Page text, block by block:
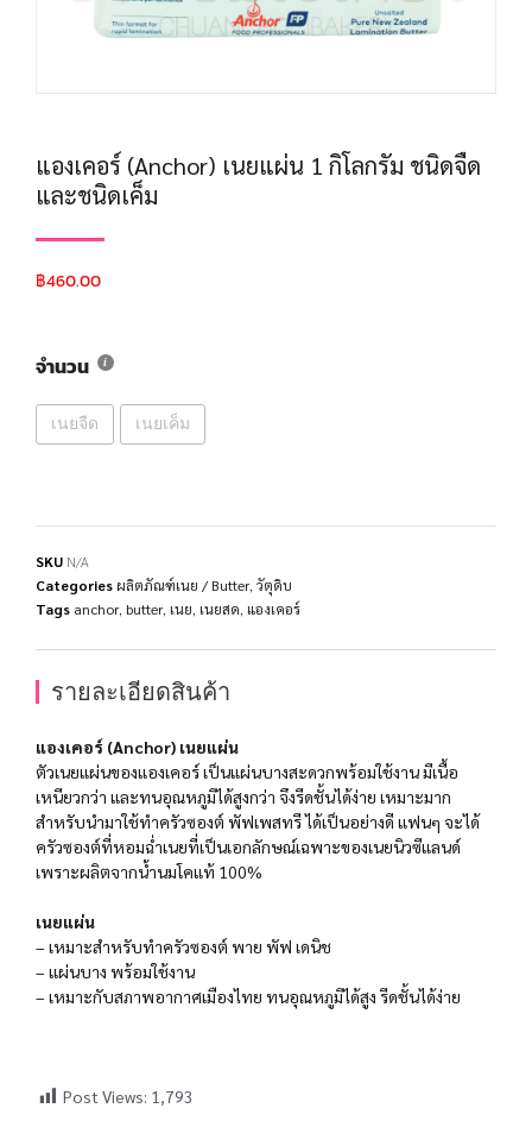
แองเคอร์ (Anchor) เนยแผ่น 1 กิโลกรัม ชนิดจืด
และชนิดเค็ม
฿460.00
จำนวน
เนยจืด เนยเค็ม
SKU N/A
Categories ผลิตภัณฑ์เนย / Butter, วัตุดิบ
Tags anchor, butter, เนย เนยสด แองเคอร์
รายละเอียดสินค้า
แองเคอร์ (Anchor) เนยแผ่น
ตัวเนยแผ่นของแองเคอร์ เป็นแผ่นบางสะดวกพร้อมใช้งาน มีเนื้อ
เหนียวกว่า และทนอุณหภูมิได้สูงกว่า จึงรีดชั้นได้ง่าย เหมาะมาก
สำหรับนำมาใช้ทำครัวซองต์ พัฟเพสทรี ได้เป็นอย่างดี แฟนๆ จะได้
ครัวซองต์ที่หอมฉ่ำเนยที่เป็นเอกลักษณ์เฉพาะของเนยนิวซีแลนด์
เพราะผลิตจากน้ำนมโคแท้ 100%
เนยแผ่น
– เหมาะสำหรับทำครัวซองต์ พาย พัฟ เดนิช
– แผ่นบาง พร้อมใช้งาน
– เหมาะกับสภาพอากาศเมืองไทย ทนอุณหภูมิได้สูง รีดชั้นได้ง่าย
Post Views: 1,793